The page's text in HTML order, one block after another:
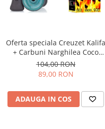
Oferta speciala Creuzet Kalifa
+ Carbuni Narghilea Coco
Boss 25
104,00 RON
89,00 RON
ADAUGA IN COS